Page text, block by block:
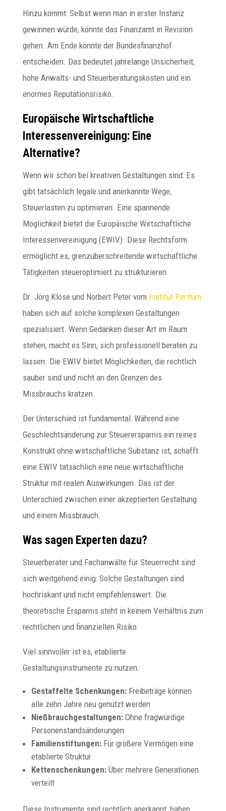
Hinzu kommt: Selbst wenn man in erster Instanz
gewinnen würde, könnte das Finanzamt in Revision
gehen. Am Ende könnte der Bundesfinanzhof
entscheiden. Das bedeutet jahrelange Unsicherheit,
hohe Anwalts- und Steuerberatungskosten und ein
enormes Reputationsrisiko.
Europäische Wirtschaftliche
Interessenvereinigung: Eine
Alternative?
Wenn wir schon bei kreativen Gestaltungen sind: Es
gibt tatsächlich legale und anerkannte Wege,
Steuerlasten zu optimieren. Eine spannende
Möglichkeit bietet die Europäische Wirtschaftliche
Interessenvereinigung (EWIV). Diese Rechtsform
ermöglicht es, grenzüberschreitende wirtschaftliche
Tätigkeiten steueroptimiert zu strukturieren.
Dr. Jörg Klose und Norbert Peter vom Institut Peritum
haben sich auf solche komplexen Gestaltungen
spezialisiert. Wenn Gedanken dieser Art im Raum
stehen, macht es Sinn, sich professionell beraten zu
lassen. Die EWIV bietet Möglichkeiten, die rechtlich
sauber sind und nicht an den Grenzen des
Missbrauchs kratzen.
Der Unterschied ist fundamental: Während eine
Geschlechtsänderung zur Steuerersparnis ein reines
Konstrukt ohne wirtschaftliche Substanz ist, schafft
eine EWIV tatsächlich eine neue wirtschaftliche
Struktur mit realen Auswirkungen. Das ist der
Unterschied zwischen einer akzeptierten Gestaltung
und einem Missbrauch.
Was sagen Experten dazu?
Steuerberater und Fachanwälte für Steuerrecht sind
sich weitgehend einig: Solche Gestaltungen sind
hochriskant und nicht empfehlenswert. Die
theoretische Ersparnis steht in keinem Verhältnis zum
rechtlichen und finanziellen Risiko.
Viel sinnvoller ist es, etablierte
Gestaltungsinstrumente zu nutzen:
Gestaffelte Schenkungen:Freibeträge können
alle zehn Jahre neu genutzt werden
Nießbrauchgestaltungen:Ohne fragwürdige
Personenstandsänderungen
Familienstiftungen:Für größere Vermögen eine
etablierte Struktur
Kettenschenkungen:Über mehrere Generationen
verteilt
Diese Instrumente sind rechtlich anerkannt, haben